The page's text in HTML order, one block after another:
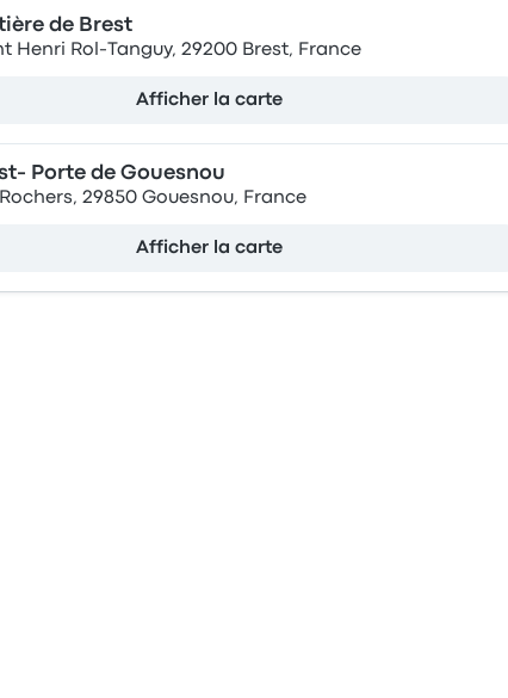
de Brest
Henri Rol-Tanguy, 29200 Brest, France
Afficher la carte
Porte de Gouesnou
29850 Gouesnou, France
Afficher la carte